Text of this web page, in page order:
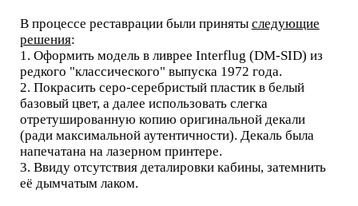
В процессе реставрации были приняты следующие
решения:
1. Оформить модель в ливрее Interflug (DM-SID) из
редкого "классического" выпуска 1972 года.
2. Покрасить серо-серебристый пластик в белый
базовый цвет, а далее использовать слегка
отретушированную копию оригинальной декали
(ради максимальной аутентичности). Декаль была
напечатана на лазерном принтере.
3. Ввиду отсутствия деталировки кабины, затемнить
её дымчатым лаком.